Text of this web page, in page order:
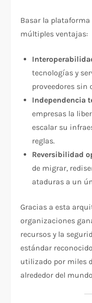
Basar la
múltiples ventajas:
tecnologías y
proveedores sin
Independencia
empresas la
escalar su
reglas.
Reversibilidad
de migrar,
ataduras a un
Gracias a esta
organizaciones
recursos y la
estándar
utilizado por miles
alrededor del